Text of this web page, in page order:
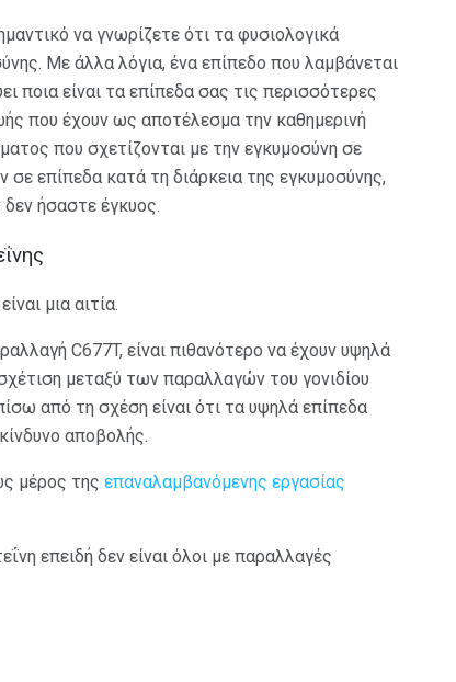
να γνωρίζετε ότι τα φυσιολογικά
Με άλλα λόγια, ένα επίπεδο που λαμβάνεται
ποια είναι τα επίπεδα σας τις περισσότερες
που έχουν ως αποτέλεσμα την καθημερινή
που σχετίζονται με την εγκυμοσύνη σε
επίπεδα κατά τη διάρκεια της εγκυμοσύνης,
ήσαστε έγκυος.
μια αιτία.
C677T, είναι πιθανότερο να έχουν υψηλά
μεταξύ των παραλλαγών του γονιδίου
από τη σχέση είναι ότι τα υψηλά επίπεδα
αποβολής.
μέρος της επαναλαμβανόμενης εργασίας
επειδή δεν είναι όλοι με παραλλαγές